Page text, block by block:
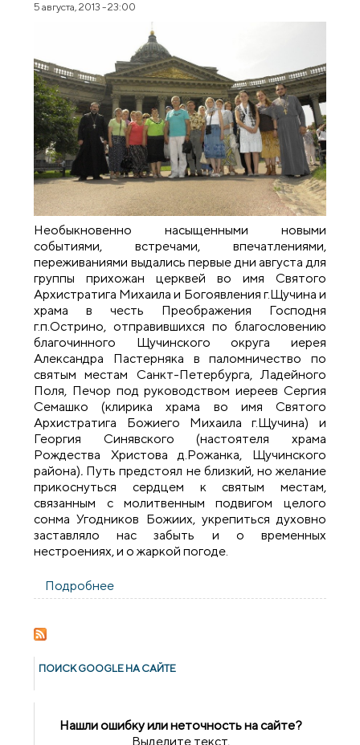
5 августа, 2013 - 23:00
Необыкновенно насыщенными новыми
событиями, встречами, впечатлениями,
переживаниями выдались первые дни августа для
группы прихожан церквей во имя Святого
Архистратига Михаила и Богоявления г.Щучина и
храма в честь Преображения Господня
г.п.Острино, отправившихся по благословению
благочинного Щучинского округа иерея
Александра Пастерняка в паломничество по
святым местам Санкт-Петербурга, Ладейного
Поля, Печор под руководством иереев Сергия
Семашко (клирика храма во имя Святого
Архистратига Божиего Михаила г.Щучина) и
Георгия Синявского (настоятеля храма
Рождества Христова д.Рожанка, Щучинского
района). Путь предстоял не близкий, но желание
прикоснуться сердцем к святым местам,
связанным с молитвенным подвигом целого
сонма Угодников Божиих, укрепиться духовно
заставляло нас забыть и о временных
нестроениях, и о жаркой погоде.
Подробнее
благочиния в Санкт-Петербург
ПОИСК GOОGLE НА САЙТЕ
Нашли ошибку или неточность на сайте?
Выделите текст,